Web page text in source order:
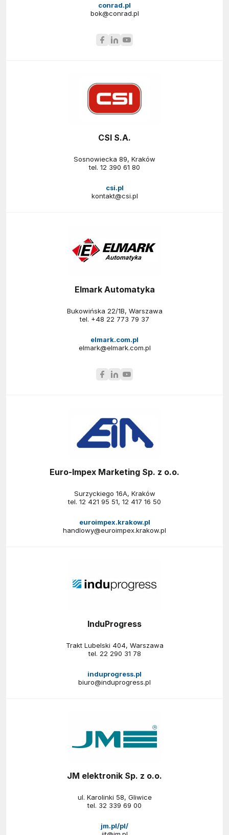
conrad.pl
bok@conrad.pl
CSI S.A.
Sosnowiecka 89, Kraków
tel. 12 390 61 80
csi.pl
kontakt@csi.pl
Elmark Automatyka
Bukowińska 22/1B, Warszawa
tel. +48 22 773 79 37
elmark.com.pl
elmark@elmark.com.pl
Euro-Impex Marketing Sp. z o.o.
Surzyckiego 16A, Kraków
tel. 12 421 95 51, 12 417 16 50
euroimpex.krakow.pl
handlowy@euroimpex.krakow.pl
InduProgress
Trakt Lubelski 404, Warszawa
tel. 22 290 31 78
induprogress.pl
biuro@induprogress.pl
JM elektronik Sp. z o.o.
ul. Karolinki 58, Gliwice
tel. 32 339 69 00
jm.pl/pl/